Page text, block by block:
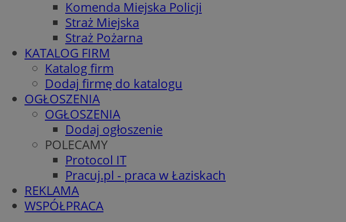
Komenda Miejska Policji
Straż Miejska
Straż Pożarna
KATALOG FIRM
Katalog firm
Dodaj firmę do katalogu
OGŁOSZENIA
OGŁOSZENIA
Dodaj ogłoszenie
POLECAMY
Protocol IT
Pracuj.pl - praca w Łaziskach
REKLAMA
WSPÓŁPRACA